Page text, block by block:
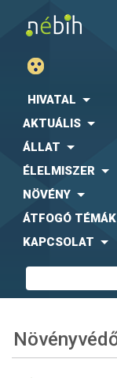
HIVATAL
AKTUÁLIS
ÁLLAT
ÉLELMISZER
NÖVÉNY
ÁTFOGÓ TÉMÁK
KAPCSOLAT